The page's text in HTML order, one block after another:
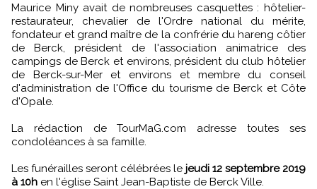
Maurice Miny avait de nombreuses casquettes : hôtelier-
restaurateur, chevalier de l'Ordre national du mérite,
fondateur et grand maître de la confrérie du hareng côtier
de Berck, président de l'association animatrice des
campings de Berck et environs, président du club hôtelier
de Berck-sur-Mer et environs et membre du conseil
d'administration de l'Office du tourisme de Berck et Côte
d'Opale.
La rédaction de TourMaG.com adresse toutes ses
condoléances à sa famille.
Les funérailles seront célébrées le jeudi 12 septembre 2019
à 10h en l'église Saint Jean-Baptiste de Berck Ville.